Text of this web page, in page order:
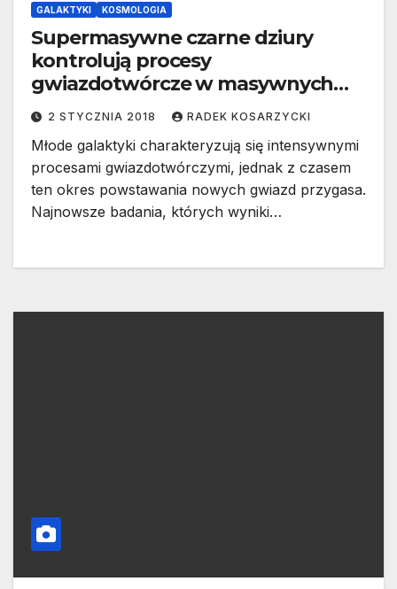
GALAKTYKI KOSMOLOGIA
Supermasywne czarne dziury
kontrolują procesy
gwiazdotwórcze w masywnych
galaktykach
2 STYCZNIA 2018 RADEK KOSARZYCKI
Młode galaktyki charakteryzują się intensywnymi
procesami gwiazdotwórczymi, jednak z czasem
ten okres powstawania nowych gwiazd przygasa.
Najnowsze badania, których wyniki…